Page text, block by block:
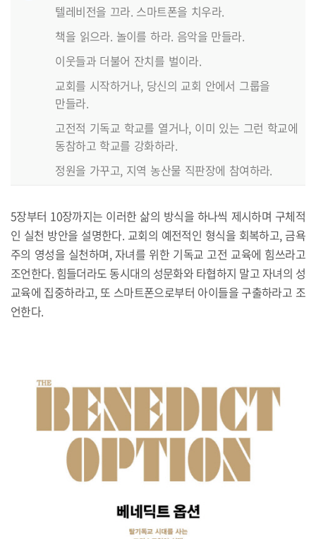
텔레비전을 끄라. 스마트폰을 치우라.
책을 읽으라. 놀이를 하라. 음악을 만들라.
이웃들과 더불어 잔치를 벌이라.
교회를 시작하거나, 당신의 교회 안에서 그룹을
만들라.
고전적 기독교 학교를 열거나, 이미 있는 그런 학교에
동참하고 학교를 강화하라.
정원을 가꾸고, 지역 농산물 직판장에 참여하라.
5장부터 10장까지는 이러한 삶의 방식을 하나씩 제시하며 구체적
인 실천 방안을 설명한다. 교회의 예전적인 형식을 회복하고, 금욕
주의 영성을 실천하며, 자녀를 위한 기독교 고전 교육에 힘쓰라고
조언한다. 힘들더라도 동시대의 성문화와 타협하지 말고 자녀의 성
교육에 집중하라고, 또 스마트폰으로부터 아이들을 구출하라고 조
언한다.